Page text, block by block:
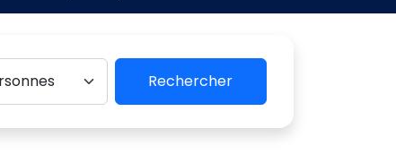
Rechercher